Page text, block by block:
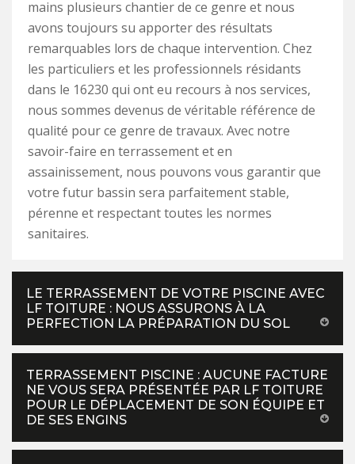
mains plusieurs chantier de ce genre et nous
avons toujours su apporter des résultats
remarquables lors de chaque intervention. Chez
les particuliers et les professionnels résidants
dans le 16230 qui ont eu recours à nos services,
nous sommes devenus de véritable référence de
qualité pour ce genre de travaux. Avec notre
savoir-faire en terrassement et en
assainissement, nous pouvons vous garantir que
votre futur bassin sera parfaitement stable,
pérenne et respectant toutes les normes
sanitaires.
LE TERRASSEMENT DE VOTRE PISCINE AVEC
LF TOITURE : NOUS ASSURONS À LA
PERFECTION LA PRÉPARATION DU SOL
TERRASSEMENT PISCINE : AUCUNE FACTURE
NE VOUS SERA PRÉSENTÉE PAR LF TOITURE
POUR LE DÉPLACEMENT DE SON ÉQUIPE ET
DE SES ENGINS